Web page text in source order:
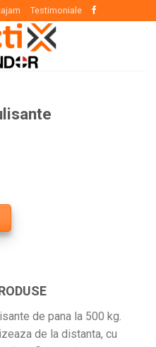
Testimoniale
de pana la 500 kg.
de la distanta, cu